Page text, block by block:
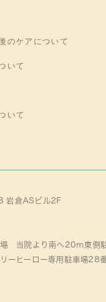
のケアについて
いて
いて
岩倉ASビル2F
場 当院より南へ20ｍ東側
ーヒーロー専用駐車場28